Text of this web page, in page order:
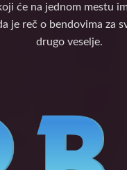
će na jednom mestu
je reč o bendovima za
drugo veselje.